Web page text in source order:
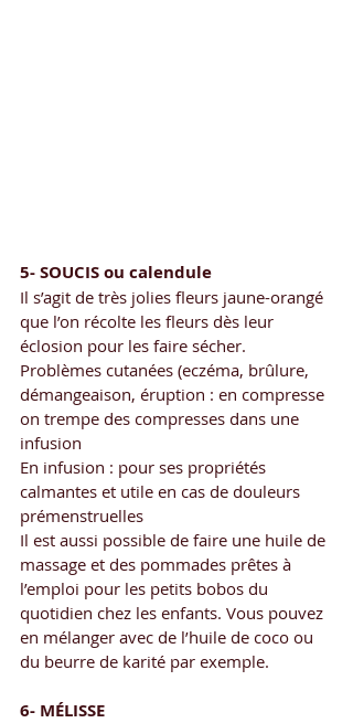
5- SOUCIS ou calendule
Il s’agit de très jolies fleurs jaune-orangé
que l’on récolte les fleurs dès leur
éclosion pour les faire sécher.
Problèmes cutanées (eczéma, brûlure,
démangeaison, éruption : en compresse
on trempe des compresses dans une
infusion
En infusion : pour ses propriétés
calmantes et utile en cas de douleurs
prémenstruelles
Il est aussi possible de faire une huile de
massage et des pommades prêtes à
l’emploi pour les petits bobos du
quotidien chez les enfants. Vous pouvez
en mélanger avec de l’huile de coco ou
du beurre de karité par exemple.
6- MÉLISSE